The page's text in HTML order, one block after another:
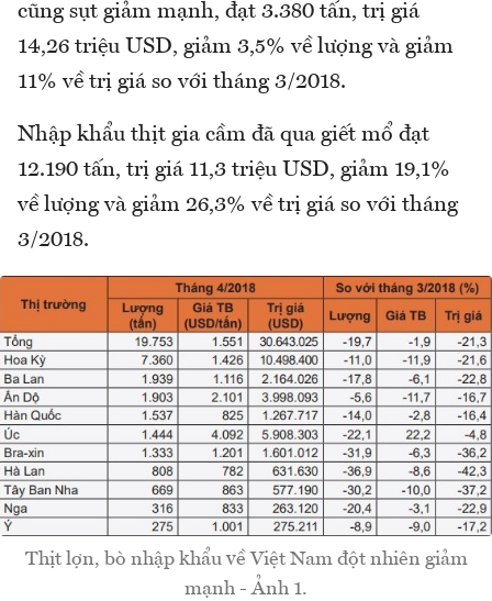
cũng sụt giảm mạnh, đạt 3.380 tấn, trị giá
14,26 triệu USD, giảm 3,5% về lượng và giảm
11% về trị giá so với tháng 3/2018.
Nhập khẩu thịt gia cầm đã qua giết mổ đạt
12.190 tấn, trị giá 11,3 triệu USD, giảm 19,1%
về lượng và giảm 26,3% về trị giá so với tháng
3/2018.
Thịt lợn, bò nhập khẩu về Việt Nam đột nhiên giảm
mạnh - Ảnh 1.